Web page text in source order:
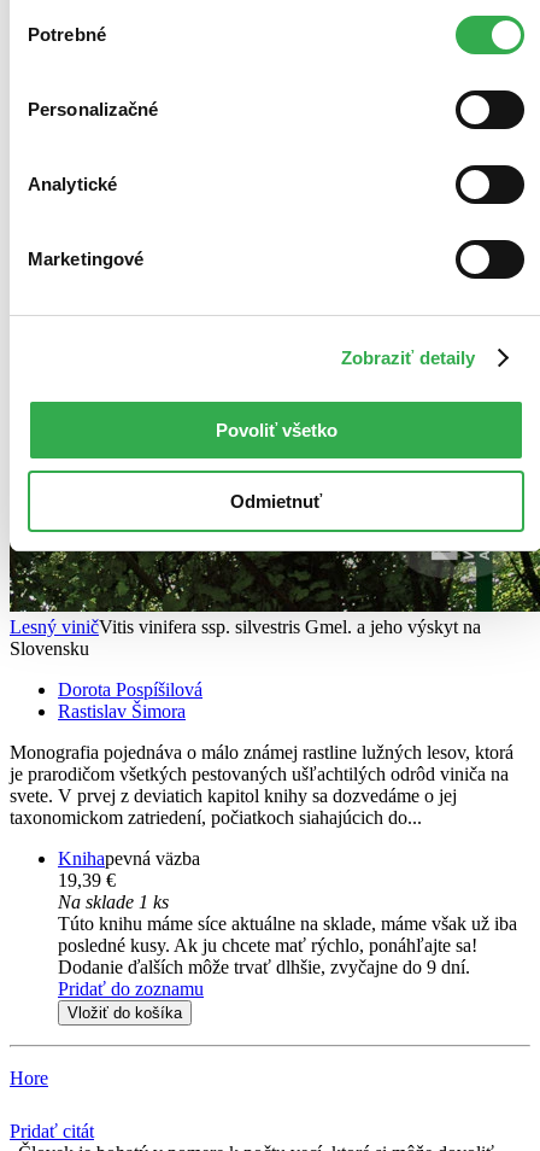
keby sme mohli používať všetky tieto cookies. Ďakujeme!
súhlasu
Potrebné
Personalizačné
Analytické
Marketingové
Zobraziť detaily
Povoliť všetko
Odmietnuť
Lesný viničVitis vinifera ssp. silvestris Gmel. a jeho výskyt na
Slovensku
Dorota Pospíšilová
Rastislav Šimora
Monografia pojednáva o málo známej rastline lužných lesov, ktorá
je prarodičom všetkých pestovaných ušľachtilých odrôd viniča na
svete. V prvej z deviatich kapitol knihy sa dozvedáme o jej
taxonomickom zatriedení, počiatkoch siahajúcich do...
Knihapevná väzba
19,39 €
Na sklade 1 ks
Túto knihu máme síce aktuálne na sklade, máme však už iba
posledné kusy. Ak ju chcete mať rýchlo, ponáhľajte sa!
Dodanie ďalších môže trvať dlhšie, zvyčajne do 9 dní.
Pridať do zoznamu
Vložiť do košíka
Hore
Pridať citát